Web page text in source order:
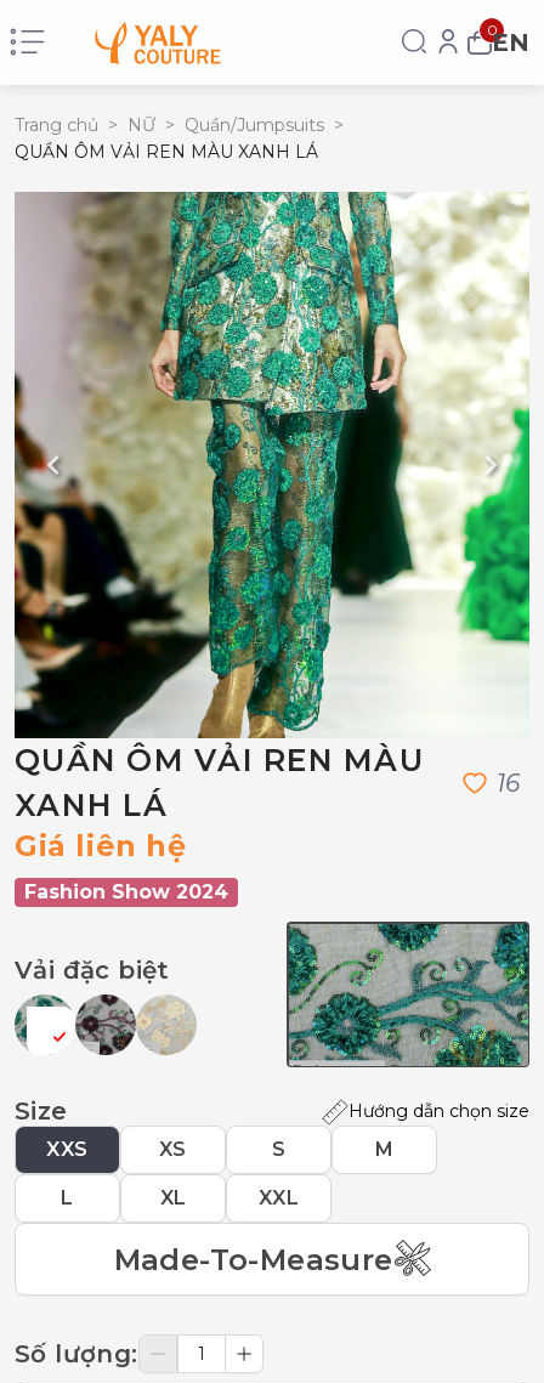
0EN
Trang chủ > NỮ > Quần/Jumpsuits >
QUẦN ÔM VẢI REN MÀU XANH LÁ
QUẦN ÔM VẢI REN MÀU
XANH LÁ
16
Giá liên hệ
Fashion Show 2024
Vải đặc biệt
Size Hướng dẫn chọn size
XXS XS S M
L XL XXL
Made-To-Measure
Số lượng: